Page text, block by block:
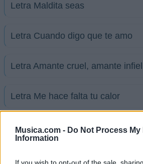
Musica.com - Do Not Process My
Information
Letra Maldita seas
Letra Cuando digo que te amo
Letra Amante cruel, amante infiel
Letra Me hace falta tu calor
Letra La nave del olvido